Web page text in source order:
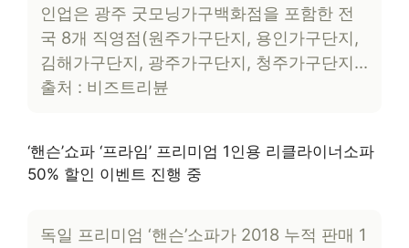
인업은 광주 굿모닝가구백화점을 포함한 전
국 8개 직영점(원주가구단지, 용인가구단지,
김해가구단지, 광주가구단지, 청주가구단지…
출처 : 비즈트리뷴
‘핸슨’쇼파 ‘프라임’ 프리미엄 1인용 리클라이너소파
50% 할인 이벤트 진행 중
독일 프리미엄 ‘핸슨’소파가 2018 누적 판매 1